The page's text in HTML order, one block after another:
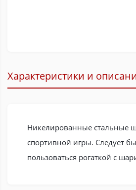
Характеристики и
Никелированные стальные
спортивной игры. Следует
пользоваться рогаткой с